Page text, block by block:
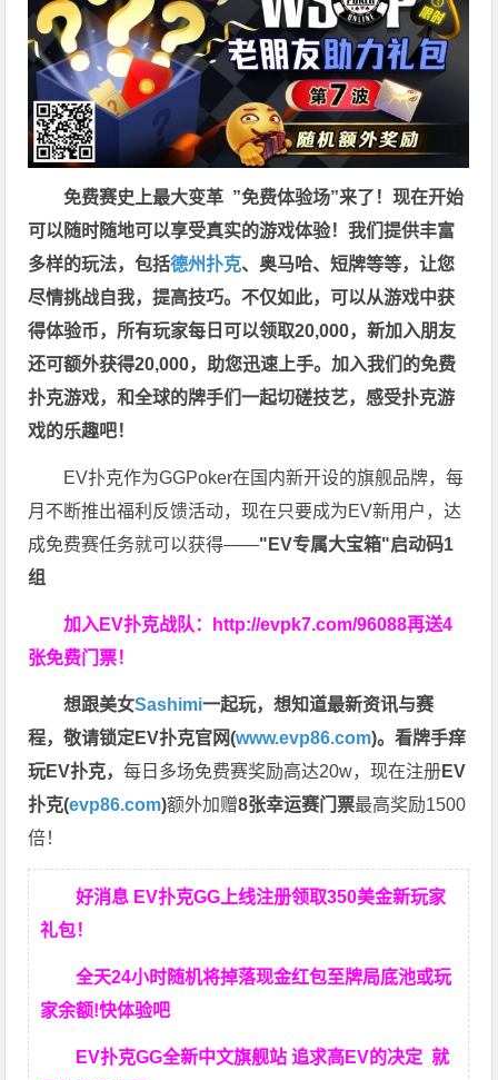
免费赛史上最大变革 ”免费体验场”来了！现在开始
可以随时随地可以享受真实的游戏体验！我们提供丰富
多样的玩法，包括德州扑克、奥马哈、短牌等等，让您
尽情挑战自我，提高技巧。不仅如此， 可以从游戏中获
得体验币，所有玩家每日可以领取20,000，新加入朋友
还可额外获得20,000，助您迅速上手。加入我们的免费
扑克游戏，和全球的牌手们一起切磋技艺，感受扑克游
戏的乐趣吧！
EV扑克作为GGPoker在国内新开设的旗舰品牌，每
月不断推出福利反馈活动，现在只要成为EV新用户，达
成免费赛任务就可以获得——"EV专属大宝箱"启动码1
组
加入EV扑克战队： http://evpk7.com/96088再送4
张免费门票！
想跟美女Sashimi一起玩，想知道最新资讯与赛
程，敬请锁定EV扑克官网(www.evp86.com)。看牌手痒
玩EV扑克，每日多场免费赛奖励高达20w，现在注册EV
扑克(evp86.com)额外加赠8张幸运赛门票最高奖励1500
倍！
好消息 EV扑克GG上线注册领取350美金新玩家
礼包！
全天24小时随机将掉落现金红包至牌局底池或玩
家余额!快体验吧
EV扑克GG全新中文旗舰站 追求高EV的决定就